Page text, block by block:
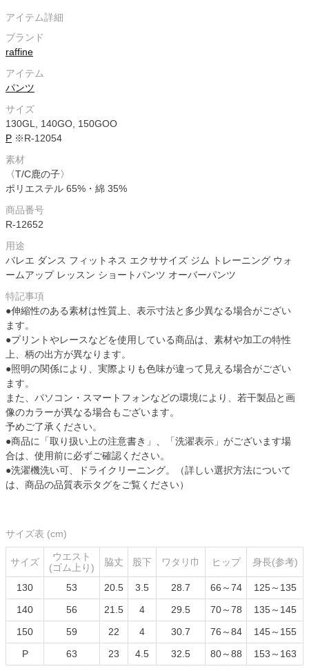
アイテム詳細
ブランド
raffine
アイテム
パンツ
サイズ
130GL, 140GO, 150GOO
P ※R-12054
素材
〈T/C鹿の子〉
ポリエステル 65%・綿 35%
商品番号
R-12652
用途
バレエ ダンス フィットネス エクササイズ ジム トレーニング ウォ
ームアップ レッスン ショートパンツ オーバーパンツ
特記事項
●伸縮性のある素材は性質上、表示寸法と多少異なる場合がござい
ます。
●プリントやレースなどを使用している商品は、素材や加工の特性
上、柄の出方が異なります。
●照明の関係により、実際よりも色味が違って見える場合がござい
ます。
また、パソコン・スマートフォンなどの環境により、若干製品と画
像のカラーが異なる場合もございます。
予めご了承ください。
●商品に「取り扱い上の注意書き」、「洗濯表示」がございます場
合は、使用前に必ずご確認ください。
●洗濯機洗い可、ドライクリーニング。（詳しい選択方法について
は、商品の品質表示タグをご覧ください）
サイズ表 (cm)
サイズ
ウエスト
(ゴム上り)
脇丈 股下 ワタリ巾 ヒップ 身長(参考)
130 53 20.5 3.5 28.7 66～74
125～135
140
56 21.5 4 29.5 70～78
135～145
150
59 22 4 30.7 76～84
145～155
P
63 23 4.5 32.5 80～88 153～163